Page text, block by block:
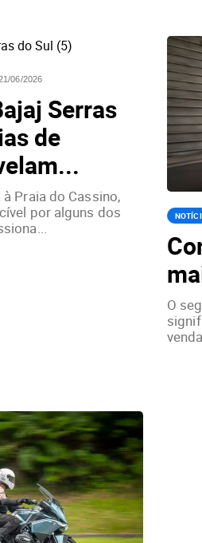
06/2026
Serras
de
Praia do Cassino,
por alguns dos
O